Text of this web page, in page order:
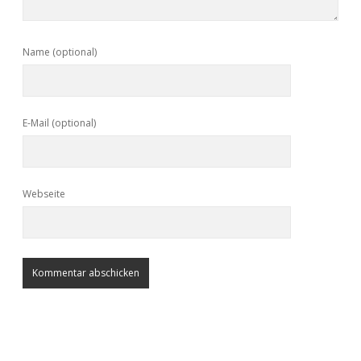
Name (optional)
E-Mail (optional)
Webseite